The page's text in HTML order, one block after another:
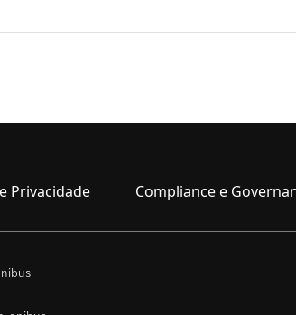
Privacidade Compliance e